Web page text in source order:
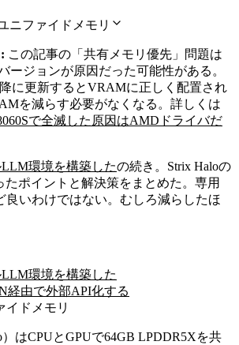
ニファイドメモリ
この記事の「共有メモリ優先」問題は
ージョンが原因だった可能性がある。
降に更新するとVRAMに正しく配置され
を減らす必要がなくなる。詳しくは
で全滅した原因はAMDドライバだ
環境を構築したの続き。Strix Haloの
たポイントと解決策をまとめた。専用
いわけではない。むしろ減らしたほ
環境を構築した
経由で外部API化する
イドメモリ
はCPUとGPUで64GB LPDDR5Xを共